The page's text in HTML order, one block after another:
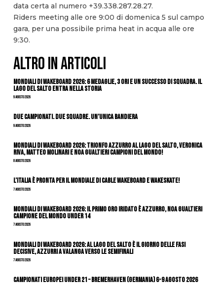
data certa al numero +39.338.287.28.27.
Riders meeting alle ore 9:00 di domenica 5 sul campo
gara, per una possibile prima heat in acqua alle ore
9:30.
ALTRO IN ARTICOLI
Mondiali di Wakeboard 2026: 6 medaglie, 3 ori e un successo di squadra. Il
Lago del Salto entra nella storia
9 Agosto 2026
Due Campionati. Due Squadre. Un’Unica Bandiera
9 Agosto 2026
Mondiali di Wakeboard 2026: trionfo azzurro al Lago del Salto, Veronica
Riva, Matteo Molinari e Noa Gualtieri campioni del mondo!
8 Agosto 2026
L’Italia è pronta per il Mondiale di Cable Wakeboard e Wakeskate!
7 Agosto 2026
Mondiali di Wakeboard 2026: il primo oro iridato è azzurro, Noa Gualtieri
campione del mondo Under 14
7 Agosto 2026
Mondiali di Wakeboard 2026: al Lago del Salto è il giorno delle fasi
decisive, azzurri a valanga verso le semifinali
7 Agosto 2026
Campionati Europei Under 21 – Bremerhaven (Germania) 6-9 agosto 2026